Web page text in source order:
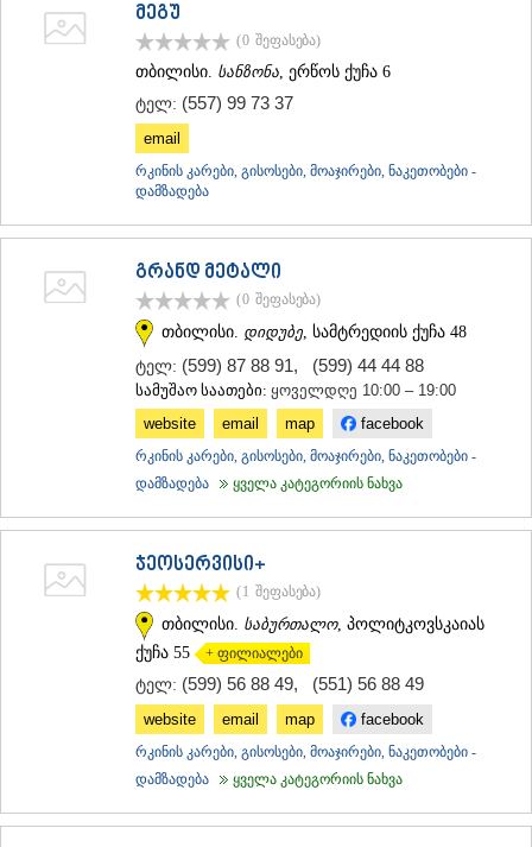
მეგუ
(0 შეფასება)
თბილისი. სანზონა , ერწოს ქუჩა 6
ტელ: (557) 99 73 37
email
რკინის კარები, გისოსები, მოაჯირები, ნაკეთობები -
დამზადება
გრანდ მეტალი
(0 შეფასება)
თბილისი. დიდუბე , სამტრედიის ქუჩა 48
ტელ: (599) 87 88 91, (599) 44 44 88
სამუშაო საათები: ყოველდღე 10:00 – 19:00
website
email map facebook
რკინის კარები, გისოსები, მოაჯირები, ნაკეთობები -
დამზადება
ყველა კატეგორიის ნახვა
ჯეოსერვისი+
(1 შეფასება)
თბილისი. საბურთალო, პოლიტკოვსკაიას
ქუჩა 55 + ფილიალები
ტელ: (599) 56 88 49, (551) 56 88 49
website email map facebook
რკინის კარები, გისოსები, მოაჯირები, ნაკეთობები -
დამზადება
ყველა კატეგორიის ნახვა